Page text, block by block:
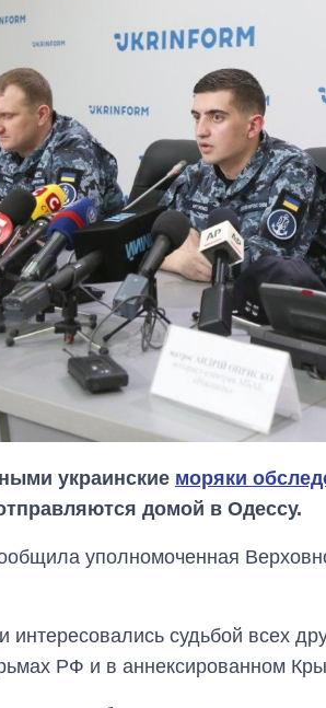
украинские моряки
домой в Одессу.
уполномоченная
интересовались судьбой всех
РФ и в аннексированном